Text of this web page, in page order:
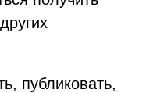
публиковать,